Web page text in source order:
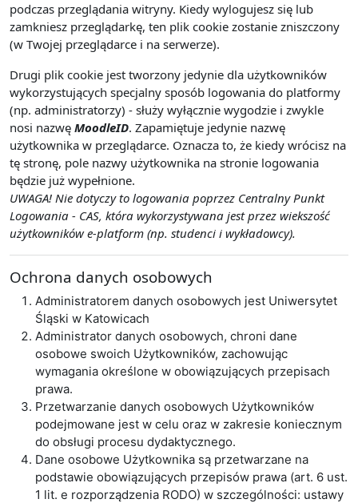
podczas przeglądania witryny. Kiedy wylogujesz się lub
zamkniesz przeglądarkę, ten plik cookie zostanie zniszczony
(w Twojej przeglądarce i na serwerze).
Drugi plik cookie jest tworzony jedynie dla użytkowników
wykorzystujących specjalny sposób logowania do platformy
(np. administratorzy) - służy wyłącznie wygodzie i zwykle
nosi nazwę MoodleID. Zapamiętuje jedynie nazwę
użytkownika w przeglądarce. Oznacza to, że kiedy wrócisz na
tę stronę, pole nazwy użytkownika na stronie logowania
będzie już wypełnione.
UWAGA! Nie dotyczy to logowania poprzez Centralny Punkt
Logowania - CAS, która wykorzystywana jest przez wiekszość
użytkowników e-platform (np. studenci i wykładowcy).
Ochrona danych osobowych
Administratorem danych osobowych jest Uniwersytet
Śląski w Katowicach
Administrator danych osobowych, chroni dane
osobowe swoich Użytkowników, zachowując
wymagania określone w obowiązujących przepisach
prawa.
Przetwarzanie danych osobowych Użytkowników
podejmowane jest w celu oraz w zakresie koniecznym
do obsługi procesu dydaktycznego.
Dane osobowe Użytkownika są przetwarzane na
podstawie obowiązujących przepisów prawa (art. 6 ust.
1 lit. e rozporządzenia RODO) w szczególności: ustawy